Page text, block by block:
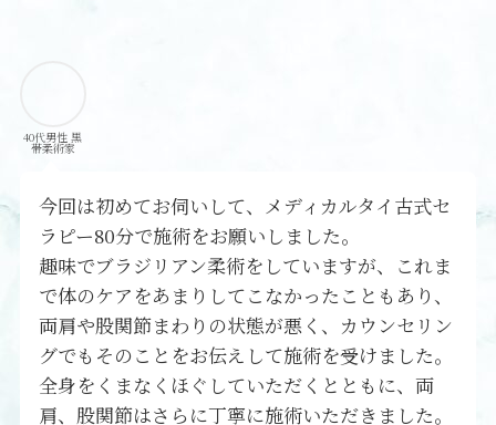
40代男性 黒
帯柔術家
今回は初めてお伺いして、メディカルタイ古式セ
ラピー80分で施術をお願いしました。
趣味でブラジリアン柔術をしていますが、これま
で体のケアをあまりしてこなかったこともあり、
両肩や股関節まわりの状態が悪く、カウンセリン
グでもそのことをお伝えして施術を受けました。
全身をくまなくほぐしていただくとともに、両
肩、股関節はさらに丁寧に施術いただきました。